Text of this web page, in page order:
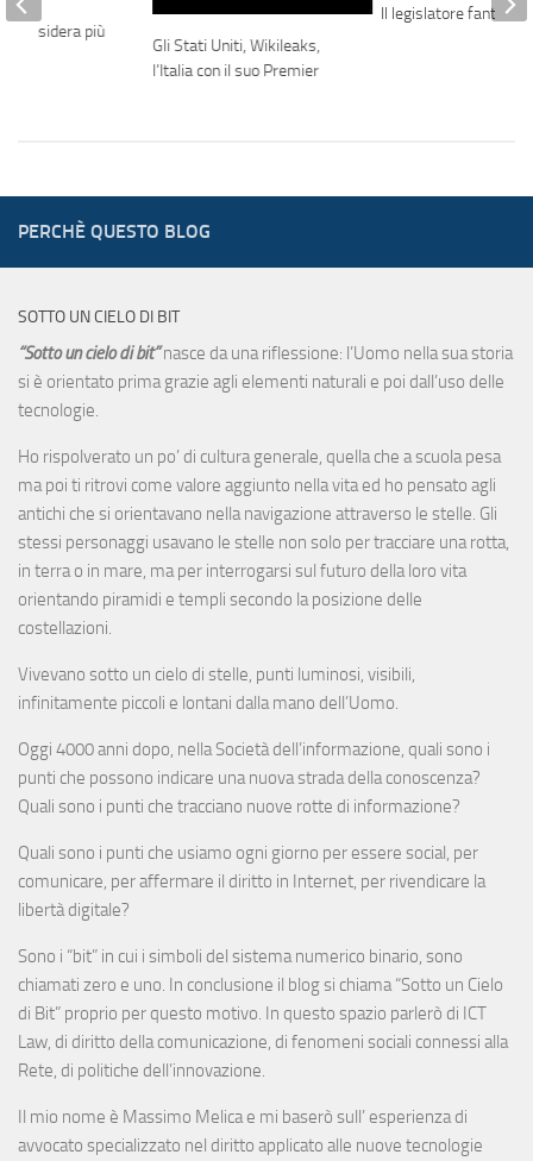
Gli Stati Uniti, Wikileaks,
l’Italia con il suo Premier
Il legislatore
considera più
PERCHÈ QUESTO BLOG
SOTTO UN CIELO DI BIT
“Sotto un cielo di bit”nasce da una riflessione: l’Uomo nella sua storia
si è orientato prima grazie agli elementi naturali e poi dall’uso delle
tecnologie.
Ho rispolverato un po’ di cultura generale, quella che a scuola pesa
ma poi ti ritrovi come valore aggiunto nella vita ed ho pensato agli
antichi che si orientavano nella navigazione attraverso le stelle. Gli
stessi personaggi usavano le stelle non solo per tracciare una rotta,
in terra o in mare, ma per interrogarsi sul futuro della loro vita
orientando piramidi e templi secondo la posizione delle
costellazioni.
Vivevano sotto un cielo di stelle, punti luminosi, visibili,
infinitamente piccoli e lontani dalla mano dell’Uomo.
Oggi 4000 anni dopo, nella Società dell’informazione, quali sono i
punti che possono indicare una nuova strada della conoscenza?
Quali sono i punti che tracciano nuove rotte di informazione?
Quali sono i punti che usiamo ogni giorno per essere social, per
comunicare, per affermare il diritto in Internet, per rivendicare la
libertà digitale?
Sono i “bit” in cui i simboli del sistema numerico binario, sono
chiamati zero e uno. In conclusione il blog si chiama “Sotto un Cielo
di Bit” proprio per questo motivo. In questo spazio parlerò di ICT
Law, di diritto della comunicazione, di fenomeni sociali connessi alla
Rete, di politiche dell’innovazione.
Il mio nome è Massimo Melica e mi baserò sull’ esperienza di
avvocato specializzato nel diritto applicato alle nuove tecnologie